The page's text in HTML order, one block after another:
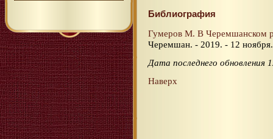
Библиография
Гумеров М. В Черемшанском
Черемшан. - 2019. - 12 ноября.
Дата последнего обновления
Наверх